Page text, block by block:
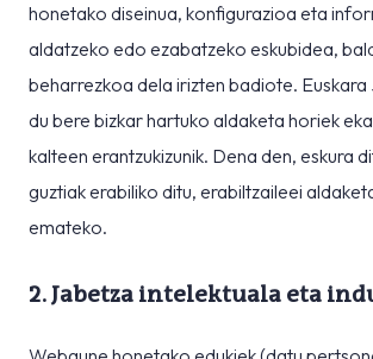
honetako diseinua, konfigurazioa eta
aldatzeko edo ezabatzeko eskubidea,
beharrezkoa dela irizten badiote.
du bere bizkar hartuko aldaketa horiek
kalteen erantzukizunik. Dena den, eskura
guztiak erabiliko ditu, erabiltzaileei
emateko.
2. Jabetza intelektuala eta